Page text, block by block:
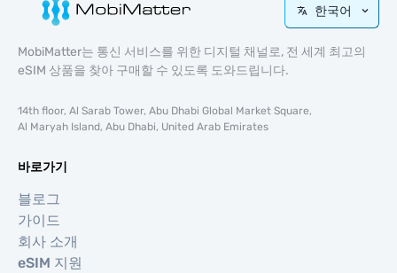
한국어
MobiMatter는 통신 서비스를 위한 디지털 채널로, 전 세계 최고의
eSIM 상품을 찾아 구매할 수 있도록 도와드립니다.
14th floor, Al Sarab Tower, Abu Dhabi Global Market Square,
Al Maryah Island, Abu Dhabi, United Arab Emirates
바로가기
블로그
가이드
회사 소개
eSIM 지원